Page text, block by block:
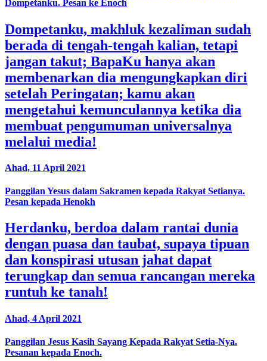
Dompetanku. Pesan ke Enoch
Dompetanku, makhluk kezaliman sudah
berada di tengah-tengah kalian, tetapi
jangan takut; BapaKu hanya akan
membenarkan dia mengungkapkan diri
setelah Peringatan; kamu akan
mengetahui kemunculannya ketika dia
membuat pengumuman universalnya
melalui media!
Ahad, 11 April 2021
Panggilan Yesus dalam Sakramen kepada Rakyat Setianya.
Pesan kepada Henokh
Herdanku, berdoa dalam rantai dunia
dengan puasa dan taubat, supaya tipuan
dan konspirasi utusan jahat dapat
terungkap dan semua rancangan mereka
runtuh ke tanah!
Ahad, 4 April 2021
Panggilan Jesus Kasih Sayang Kepada Rakyat Setia-Nya.
Pesanan kepada Enoch.